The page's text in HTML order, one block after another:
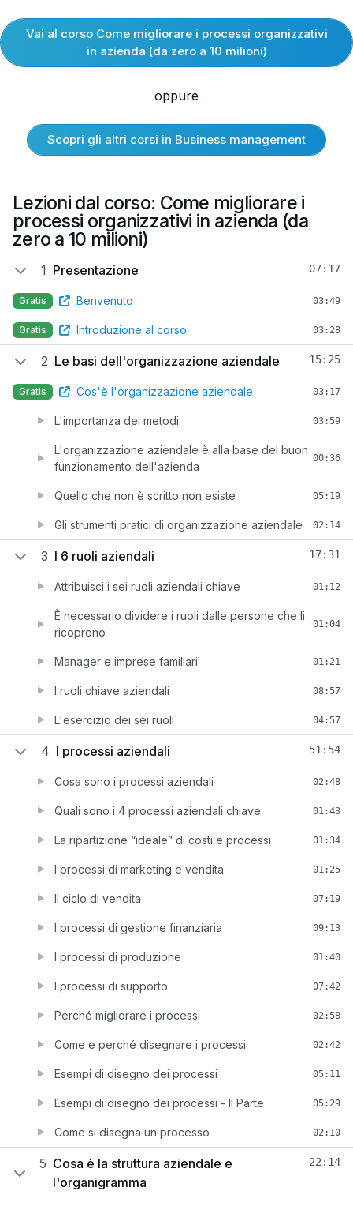
Vai al corso Come migliorare i processi organizzativi
in azienda (da zero a 10 milioni)
oppure
Scopri gli altri corsi in Business management
Lezioni dal corso: Come migliorare i
processi organizzativi in azienda (da
zero a 10 milioni)
1 Presentazione 07:17
Gratis Benvenuto 03:49
Gratis Introduzione al corso 03:28
2 Le basi dell'organizzazione aziendale 15:25
Gratis Cos'è l'organizzazione aziendale 03:17
L'importanza dei metodi 03:59
L'organizzazione aziendale è alla base del buon
funzionamento dell'azienda
00:36
Quello che non è scritto non esiste 05:19
Gli strumenti pratici di organizzazione aziendale 02:14
3 I 6 ruoli aziendali 17:31
Attribuisci i sei ruoli aziendali chiave 01:12
È necessario dividere i ruoli dalle persone che li
ricoprono
01:04
Manager e imprese familiari 01:21
I ruoli chiave aziendali 08:57
L'esercizio dei sei ruoli 04:57
4 I processi aziendali 51:54
Cosa sono i processi aziendali 02:48
Quali sono i 4 processi aziendali chiave 01:43
La ripartizione “ideale” di costi e processi 01:34
I processi di marketing e vendita 01:25
Il ciclo di vendita 07:19
I processi di gestione finanziaria 09:13
I processi di produzione 01:40
I processi di supporto 07:42
Perché migliorare i processi 02:58
Come e perché disegnare i processi 02:42
Esempi di disegno dei processi 05:11
Esempi di disegno dei processi - II Parte 05:29
Come si disegna un processo 02:10
5 Cosa è la struttura aziendale e
l'organigramma
22:14